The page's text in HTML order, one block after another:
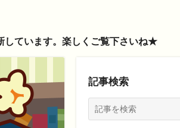
しています。楽しくご覧下さいね★
記事検索